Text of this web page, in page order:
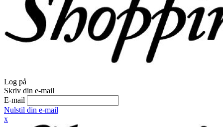
Log på
Skriv din e-mail
E-mail
Nulstil din e-mail
x